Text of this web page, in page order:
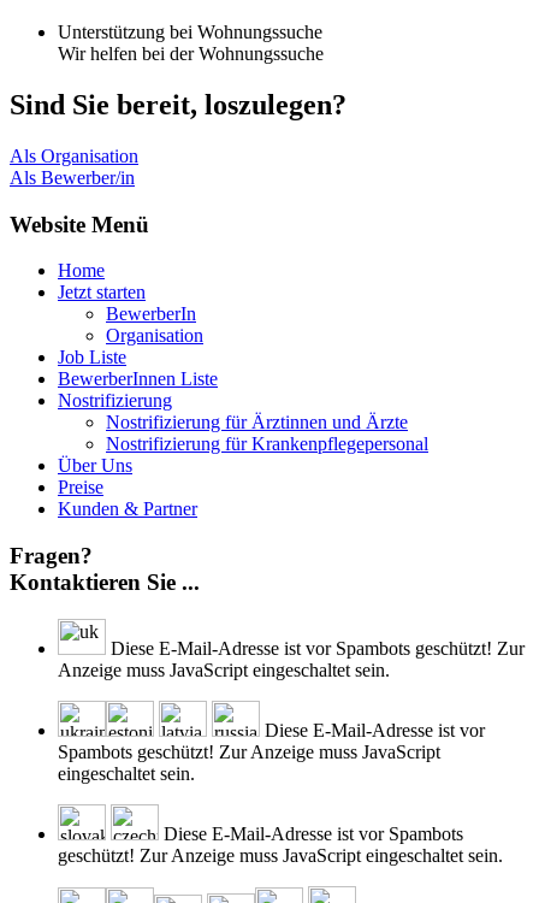
Unterstützung bei Wohnungssuche
Wir helfen bei der Wohnungssuche
Sind Sie bereit, loszulegen?
Als Organisation
Als Bewerber/in
Website Menü
Home
Jetzt starten
BewerberIn
Organisation
Job Liste
BewerberInnen Liste
Nostrifizierung
Nostrifizierung für Ärztinnen und Ärzte
Nostrifizierung für Krankenpflegepersonal
Über Uns
Preise
Kunden & Partner
Fragen?
Kontaktieren Sie ...
Diese E-Mail-Adresse ist vor Spambots geschützt! Zur
Anzeige muss JavaScript eingeschaltet sein.
Diese E-Mail-Adresse ist vor
Spambots geschützt! Zur Anzeige muss JavaScript
eingeschaltet sein.
Diese E-Mail-Adresse ist vor Spambots
geschützt! Zur Anzeige muss JavaScript eingeschaltet sein.